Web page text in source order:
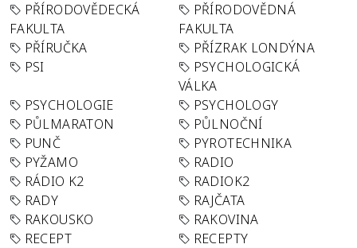
PŘÍRODOVĚDECKÁ
FAKULTA
PŘÍRODOVĚDNÁ
FAKULTA
PŘÍRUČKA
PŘÍZRAK LONDÝNA
PSI
PSYCHOLOGICKÁ
VÁLKA
PSYCHOLOGIE
PSYCHOLOGY
PŮLMARATON
PŮLNOČNÍ
PUNČ
PYROTECHNIKA
PYŽAMO
RADIO
RÁDIO K2
RADIOK2
RADY
RAJČATA
RAKOUSKO
RAKOVINA
RECEPT
RECEPTY